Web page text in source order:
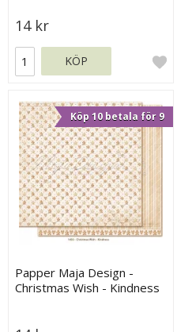
14 kr
KÖP
Köp 10 betala för 9
Papper Maja Design -
Christmas Wish - Kindness